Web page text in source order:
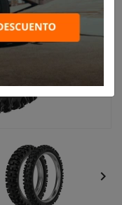
